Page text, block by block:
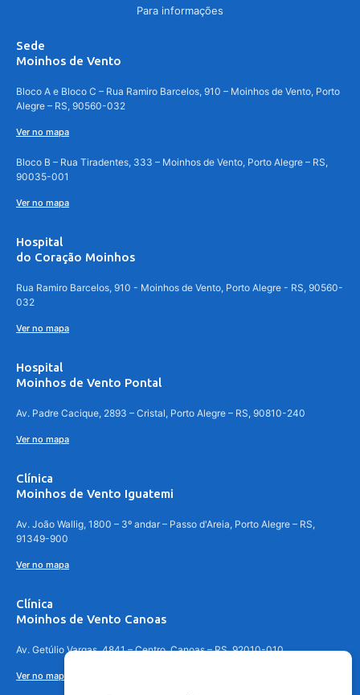
Para informações
Sede
Moinhos de Vento
Bloco A e Bloco C – Rua Ramiro Barcelos, 910 – Moinhos de Vento, Porto
Alegre – RS, 90560-032
Ver no mapa
Bloco B – Rua Tiradentes, 333 – Moinhos de Vento, Porto Alegre – RS,
90035-001
Ver no mapa
Hospital
do Coração Moinhos
Rua Ramiro Barcelos, 910 - Moinhos de Vento, Porto Alegre - RS, 90560-
032
Ver no mapa
Hospital
Moinhos de Vento Pontal
Av. Padre Cacique, 2893 – Cristal, Porto Alegre – RS, 90810-240
Ver no mapa
Clínica
Moinhos de Vento Iguatemi
Av. João Wallig, 1800 – 3º andar – Passo d'Areia, Porto Alegre – RS,
91349-900
Ver no mapa
Clínica
Moinhos de Vento Canoas
Av. Getúlio Vargas, 4841 – Centro, Canoas – RS, 92010-010
Ver no mapa